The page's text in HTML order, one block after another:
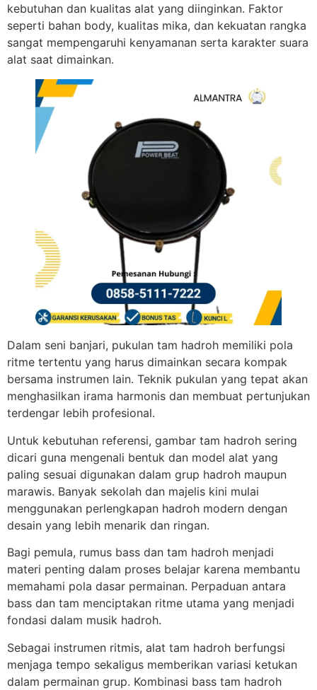
kebutuhan dan kualitas alat yang diinginkan. Faktor
seperti bahan body, kualitas mika, dan kekuatan rangka
sangat mempengaruhi kenyamanan serta karakter suara
alat saat dimainkan.
Dalam seni banjari, pukulan tam hadroh memiliki pola
ritme tertentu yang harus dimainkan secara kompak
bersama instrumen lain. Teknik pukulan yang tepat akan
menghasilkan irama harmonis dan membuat pertunjukan
terdengar lebih profesional.
Untuk kebutuhan referensi, gambar tam hadroh sering
dicari guna mengenali bentuk dan model alat yang
paling sesuai digunakan dalam grup hadroh maupun
marawis. Banyak sekolah dan majelis kini mulai
menggunakan perlengkapan hadroh modern dengan
desain yang lebih menarik dan ringan.
Bagi pemula, rumus bass dan tam hadroh menjadi
materi penting dalam proses belajar karena membantu
memahami pola dasar permainan. Perpaduan antara
bass dan tam menciptakan ritme utama yang menjadi
fondasi dalam musik hadroh.
Sebagai instrumen ritmis, alat tam hadroh berfungsi
menjaga tempo sekaligus memberikan variasi ketukan
dalam permainan grup. Kombinasi bass tam hadroh